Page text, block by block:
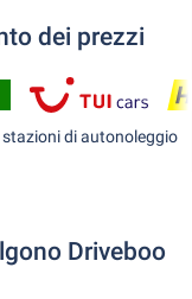
dei prezzi
di autonoleggio
Driveboo